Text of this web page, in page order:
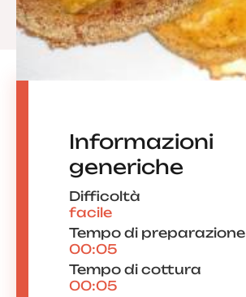
Informazioni
generiche
Difficoltà
facile
Tempo di preparazione
00:05
Tempo di cottura
00:05